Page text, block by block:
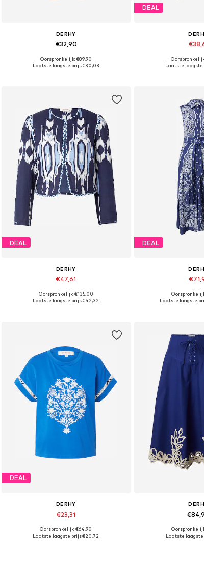
DERHY
€32,90
Beschikbare maten: M, L
Oorspronkelijk: €89,90
Laatste laagste prijs:€30,03
DEAL
Beschikbare
Laatste laagste
DEAL
DERHY
€47,61
Beschikbare maten: M
Oorspronkelijk: €135,00
Laatste laagste prijs:€42,32
DEAL
Beschikbare
Laatste laagste
DEAL
DERHY
€23,31
Beschikbare maten: M
Oorspronkelijk: €64,90
Laatste laagste prijs:€20,72
Beschikbare
Laatste laagste